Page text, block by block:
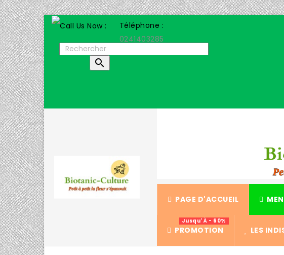
Téléphone :
0241403285

PAGE D'ACCUEIL
PROMOTION
Jusqu' À - 60%
LES